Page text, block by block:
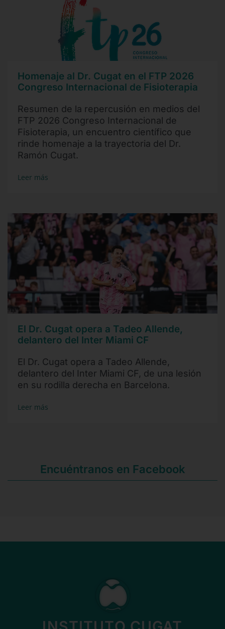
Homenaje al Dr. Cugat en el FTP 2026
Congreso Internacional de Fisioterapia
Resumen de la repercusión en medios del
FTP 2026 Congreso Internacional de
Fisioterapia, un encuentro científico que
rinde homenaje a la trayectoria del Dr.
Ramón Cugat.
Leer más
El Dr. Cugat opera a Tadeo Allende,
delantero del Inter Miami CF
El Dr. Cugat opera a Tadeo Allende,
delantero del Inter Miami CF, de una lesión
en su rodilla derecha en Barcelona.
Leer más
Encuéntranos en Facebook